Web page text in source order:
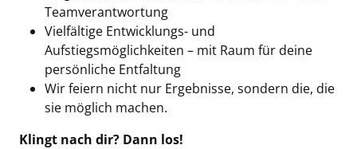
Teamverantwortung
Vielfältige Entwicklungs- und
Aufstiegsmöglichkeiten – mit Raum für deine
persönliche Entfaltung
Wir feiern nicht nur Ergebnisse, sondern die, die
sie möglich machen.
Klingt nach dir? Dann los!